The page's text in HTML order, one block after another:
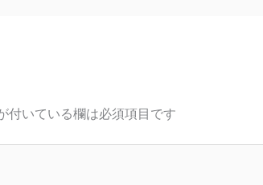
付いている欄は必須項目です